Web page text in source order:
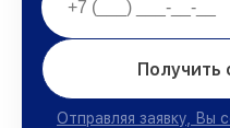
Получить
Отправляя заявку, Вы